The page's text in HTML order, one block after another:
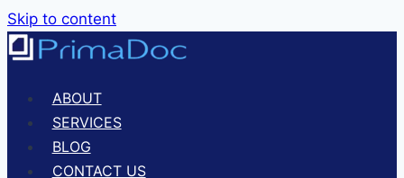
Skip to content
ABOUT
SERVICES
BLOG
CONTACT US